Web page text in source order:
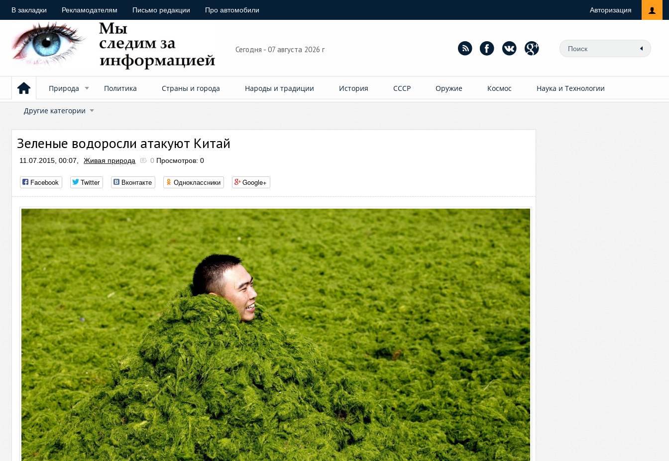
В закладки Рекламодателям Письмо редакции Про автомобили Авторизация
Сегодня - 07 августа 2026 г
Природа Политика Страны и города Народы и традиции История СССР Оружие Космос Наука и Технологии
Другие категории
Зеленые водоросли атакуют Китай
11.07.2015, 00:07, Живая природа 0 Просмотров: 0
Facebook Twitter Вконтакте Одноклассники Google+